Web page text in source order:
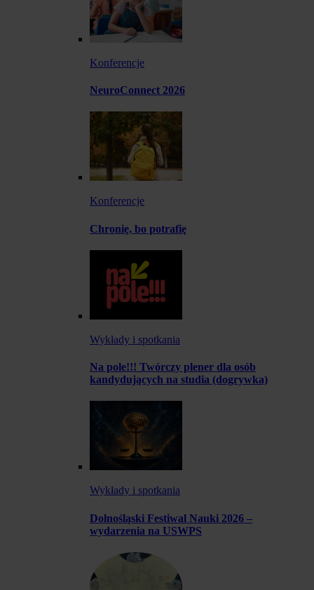
Konferencje
NeuroConnect 2026
Konferencje
Chronię, bo potrafię
Wykłady i spotkania
Na pole!!! Twórczy plener dla osób
kandydujących na studia (dogrywka)
Wykłady i spotkania
Dolnośląski Festiwal Nauki 2026 –
wydarzenia na USWPS